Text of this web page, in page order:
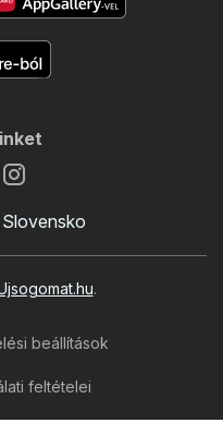
Slovensko
.
beállítások
feltételei